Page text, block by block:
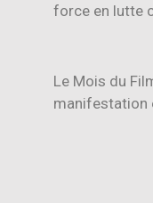
force en lutte
Le Mois du
manifestation